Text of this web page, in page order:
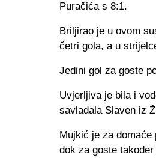
Puračića s 8:1.
Briljirao je u ovom
četri gola, a u
Jedini gol za goste
Uvjerljiva je bila i
savladala Slaven iz
Mujkić je za domaće
dok za goste